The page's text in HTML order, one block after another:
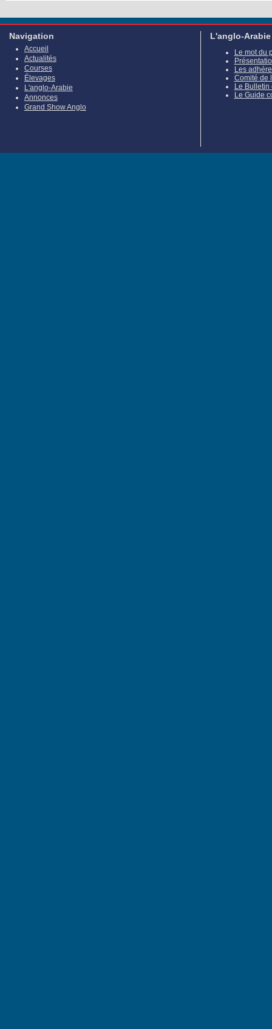
Navigation
Accueil
Actualités
Courses
Élevages
L'anglo-Arabie
Annonces
Grand Show Anglo
L'anglo-Arabie
Le mot du
Les
Comité de
Le Bulletin
Le Guide